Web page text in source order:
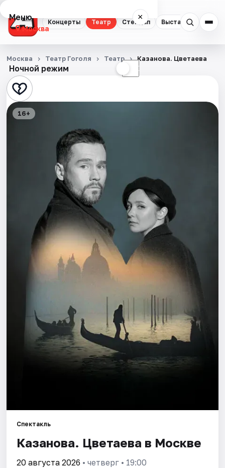
Концерты Театр Стендап Выставки
Меню ×
Москва
Концерты
Театр
Стендап
События
Города
Площадки
Рейтинги
Ночной режим ☾
Москва Театр Гоголя Театр Казанова. Цветаева
16+
Спектакль
Казанова. Цветаева в Москве
20 августа 2026 • четверг • 19:00